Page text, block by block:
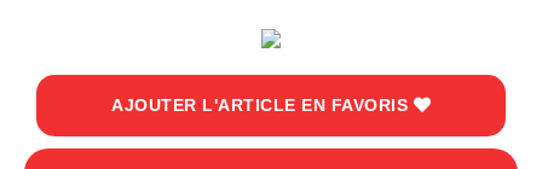
AJOUTER L'ARTICLE EN FAVORIS